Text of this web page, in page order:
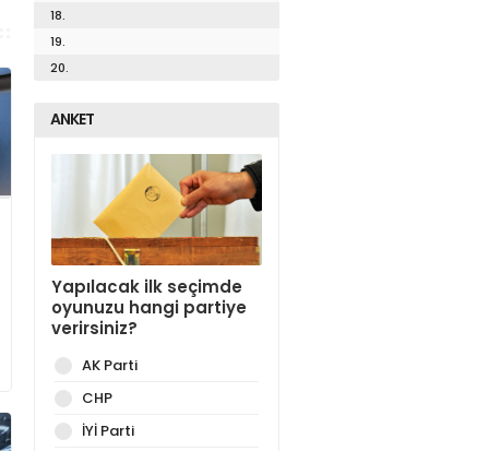
18.
19.
20.
ANKET
Yapılacak ilk seçimde
oyunuzu hangi partiye
verirsiniz?
AK Parti
CHP
İYİ Parti